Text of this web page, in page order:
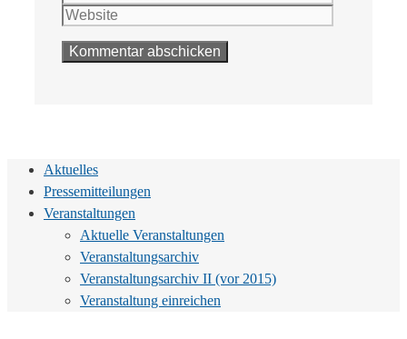
Aktuelles
Pressemitteilungen
Veranstaltungen
Aktuelle Veranstaltungen
Veranstaltungsarchiv
Veranstaltungsarchiv II (vor 2015)
Veranstaltung einreichen